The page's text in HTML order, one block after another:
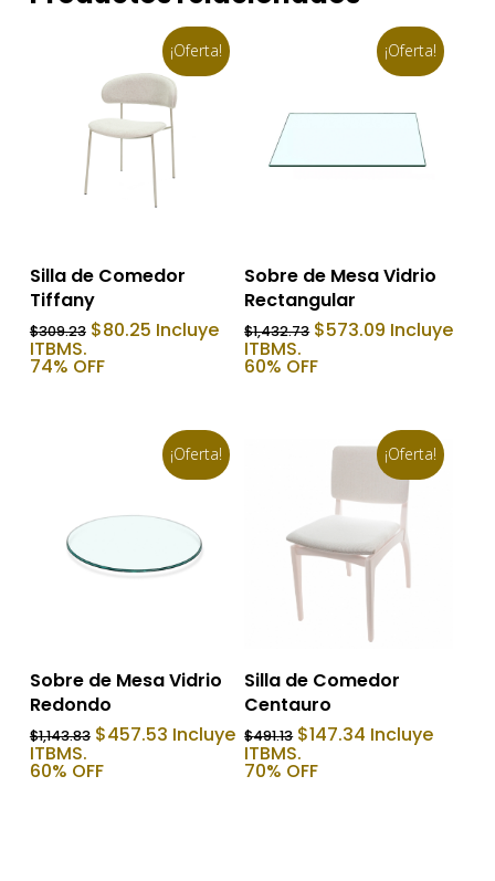
¡Oferta!
Añadir Al Carrito
Silla de Comedor
Tiffany
$309.23 El
original
$80.25El
precio
Incluye
ITBMS.
74% OFF
¡Oferta!
Añadir Al Carrito
Sobre de Mesa Vidrio
Rectangular
$1,432.73 El
original
$573.09 El
precio
Incluye
ITBMS.
60% OFF
¡Oferta!
Añadir Al Carrito
Sobre de Mesa Vidrio
Redondo
$1,143.83 El
original
$457.53El
precio
Incluye
ITBMS.
60% OFF
¡Oferta!
Añadir Al Carrito
Silla de Comedor
Centauro
$491.13 El
precio
original
$147.34 El
precio
Incluye
ITBMS.
70% OFF